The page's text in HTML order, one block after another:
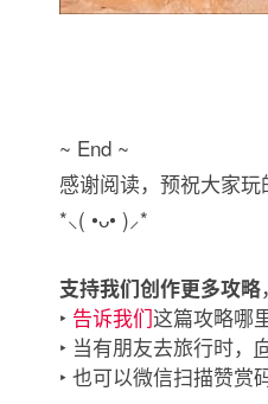
~ End ~
感谢阅读，预祝大家玩
*⸜( •ᴗ• )⸝*
支持我们创作更多攻略
‣ 告诉我们这篇攻略哪
‣ 当有朋友去旅行时，
‣ 也可以微信扫描赞赏